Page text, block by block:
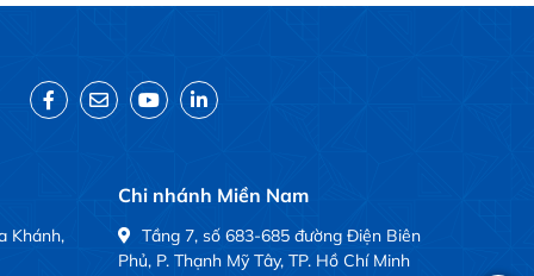
Khánh,
Chi nhánh Miền Nam
Tầng 7, số 683-685 đường Điện Biên
Phủ, P. Thạnh Mỹ Tây, TP. Hồ Chí Minh